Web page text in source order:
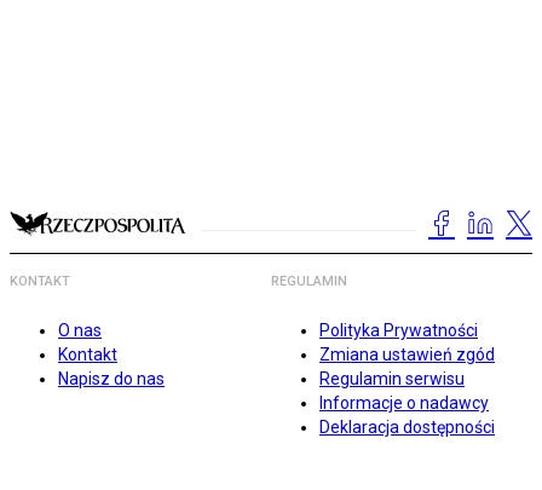
KONTAKT
O nas
Kontakt
Napisz do nas
REGULAMIN
Polityka Prywatności
Zmiana ustawień zgód
Regulamin serwisu
Informacje o nadawcy
Deklaracja dostępności